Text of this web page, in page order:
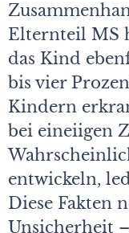
Elternteil MS
das Kind
bis vier
Kindern
bei eineiigen
entwickeln,
Diese Fakten
Unsicherheit